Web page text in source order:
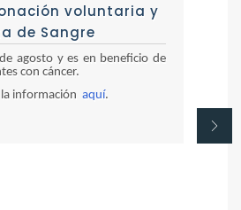
voluntaria y
de Sangre
agosto y es en beneficio de
con cáncer.
información aquí.